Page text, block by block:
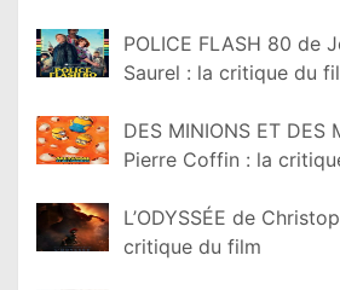
POLICE FLASH 80 de
Saurel : la critique du
DES MINIONS ET DES
Pierre Coffin : la
L’ODYSSÉE de
critique du film